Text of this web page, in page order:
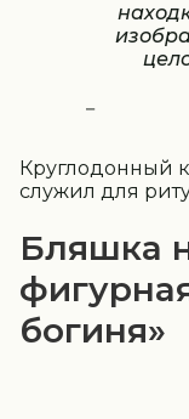
Круглодонный
служил для
Бляшка
богиня»